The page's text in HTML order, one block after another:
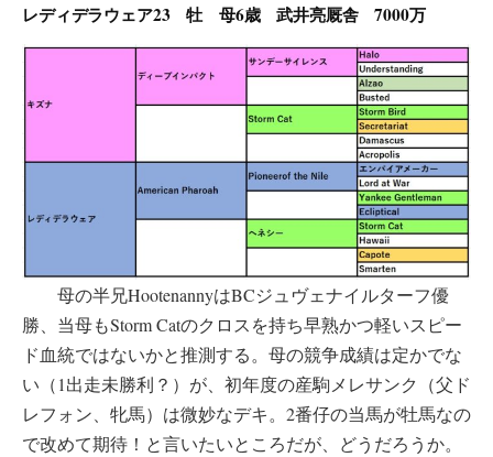
レディデラウェア23 牡 母6歳 武井亮厩舎 7000万
母の半兄HootenannyはBCジュヴェナイルターフ優
勝、当母もStorm Catのクロスを持ち早熟かつ軽いスピー
ド血統ではないかと推測する。母の競争成績は定かでな
い（1出走未勝利？）が、初年度の産駒メレサンク（父ド
レフォン、牝馬）は微妙なデキ。2番仔の当馬が牡馬なの
で改めて期待！と言いたいところだが、どうだろうか。